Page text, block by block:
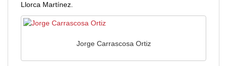
Llorca Martínez.
Jorge Carrascosa Ortiz